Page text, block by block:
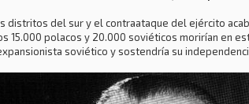
distritos del sur y el contraataque del ejército
15.000 polacos y 20.000 soviéticos morirían en
soviético y sostendría su